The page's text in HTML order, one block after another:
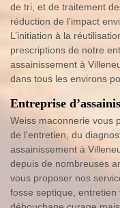
de tri, et de traitement
réduction de l'impact
L’initiation à la
prescriptions de notre
assainissement à
dans tous les environs
Entreprise
Weiss maconnerie vous
de l'entretien, du
assainissement à
depuis de nombreuses
vous proposer nos
fosse septique,